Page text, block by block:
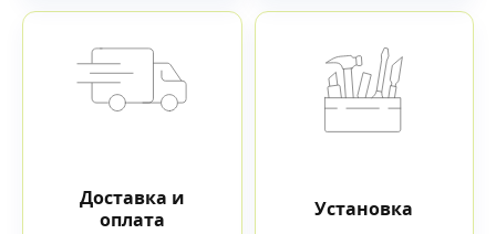
Доставка и
оплата
Установка